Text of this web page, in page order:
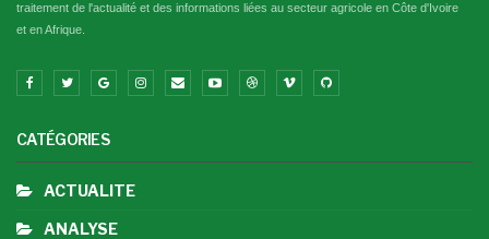
traitement de l'actualité et des informations liées au secteur agricole en Côte d'Ivoire
et en Afrique.
CATÉGORIES
ACTUALITE
ANALYSE